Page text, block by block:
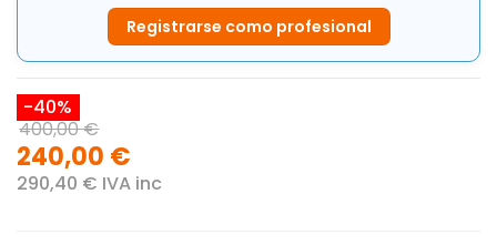
Registrarse como profesional
-40%
400,00 €
240,00 €
290,40 € IVA inc